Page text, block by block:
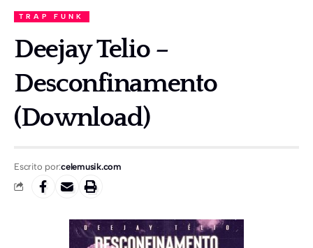
TRAP FUNK
Deejay Telio –
Desconfinamento
(Download)
Escrito por:celemusik.com